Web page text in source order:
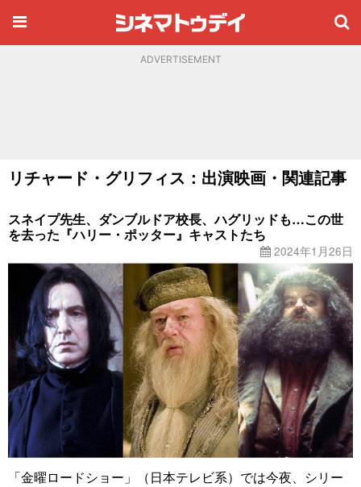
ADVERTISEMENT
リチャード・グリフィス：出演映画・関連記事
スネイプ先生、ダンブルドア校長、ハグリッドも…この世
を去った『ハリー・ポッター』キャストたち
2024年1月26日
「金曜ロードショー」（日本テレビ系）では今夜、シリー